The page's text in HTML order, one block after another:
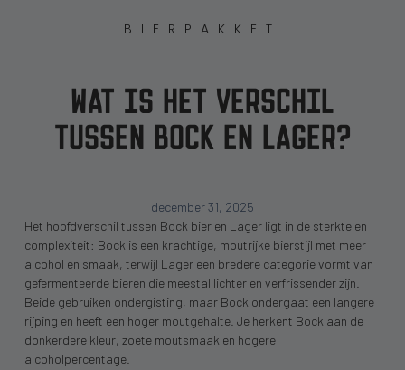
BIERPAKKET
WAT IS HET VERSCHIL
TUSSEN BOCK EN LAGER?
december 31, 2025
Het hoofdverschil tussen Bock bier en Lager ligt in de sterkte en
complexiteit: Bock is een krachtige, moutrijke bierstijl met meer
alcohol en smaak, terwijl Lager een bredere categorie vormt van
gefermenteerde bieren die meestal lichter en verfrissender zijn.
Beide gebruiken ondergisting, maar Bock ondergaat een langere
rijping en heeft een hoger moutgehalte. Je herkent Bock aan de
donkerdere kleur, zoete moutsmaak en hogere
alcoholpercentage.